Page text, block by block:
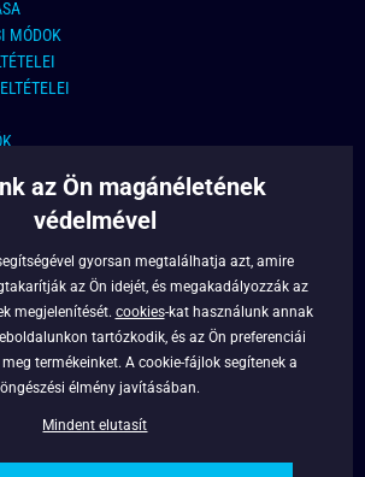
MÓDOK
az Ön magánéletének
védelmével
gyorsan megtalálhatja azt, amire
az Ön idejét, és megakadályozzák az
megjelenítését. cookies-kat használunk annak
tartózkodik, és az Ön preferenciái
termékeinket. A cookie-fájlok segítenek a
élmény javításában.
Mindent elutasít